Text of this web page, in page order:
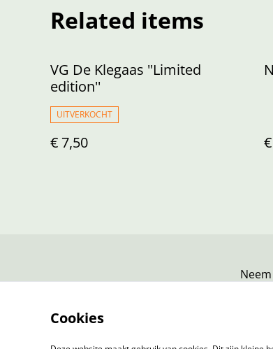
Related items
VG De Klegaas ''Limited
edition''
UITVERKOCHT
€ 7,50
Cookies